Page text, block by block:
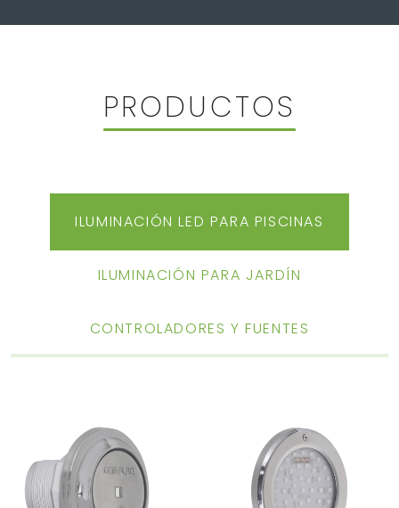
PRODUCTOS
ILUMINACIÓN LED PARA PISCINAS
ILUMINACIÓN PARA JARDÍN
CONTROLADORES Y FUENTES